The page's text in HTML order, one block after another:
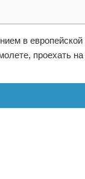
в европейской
проехать